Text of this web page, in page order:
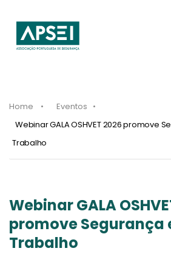
Home
Eventos
Webinar GALA OSHVET 2026 promove
Trabalho
Webinar GALA
promove Segurança
Trabalho